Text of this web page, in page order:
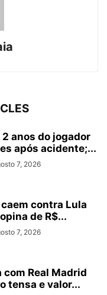
anos do jogador
após acidente;...
7, 2026
contra Lula
de R$...
7, 2026
com Real Madrid
tensa e valor...